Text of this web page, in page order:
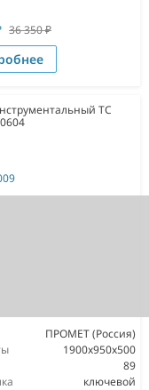
36 350₽
ТС
ПРОМЕТ (Россия)
1900x950x500
89
ключевой